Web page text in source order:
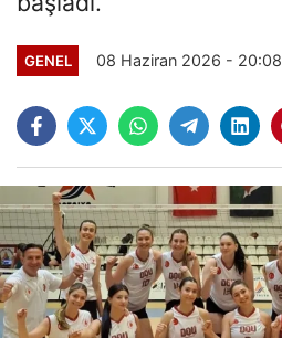
GENEL 08 Haziran 2026 - 20:08